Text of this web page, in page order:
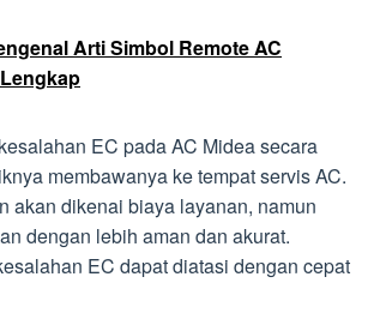
Arti Simbol Remote AC
EC pada AC Midea secara
membawanya ke tempat servis AC.
akan dikenai biaya layanan, namun
dengan lebih aman dan akurat.
EC dapat diatasi dengan cepat